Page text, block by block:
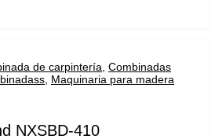
de carpintería Combinadas
Maquinaria para madera
NXSBD-410